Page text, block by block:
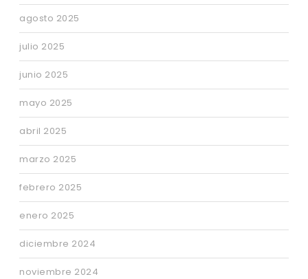
agosto 2025
julio 2025
junio 2025
mayo 2025
abril 2025
marzo 2025
febrero 2025
enero 2025
diciembre 2024
noviembre 2024